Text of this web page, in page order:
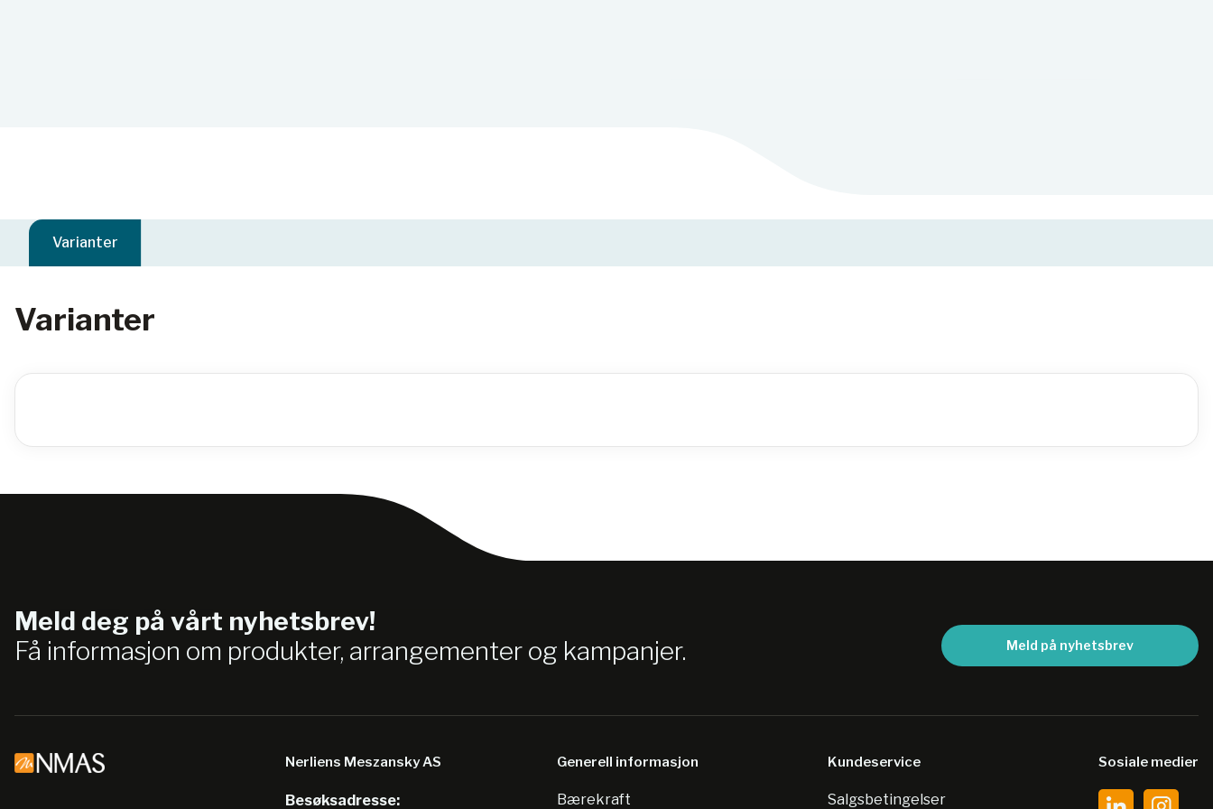
Varianter
Varianter
Meld deg på vårt nyhetsbrev!
Få informasjon om produkter, arrangementer og kampanjer.
Meld på nyhetsbrev
Nerliens Meszansky AS
Besøksadresse:
Generell informasjon
Bærekraft
Kundeservice
Salgsbetingelser
Sosiale medier